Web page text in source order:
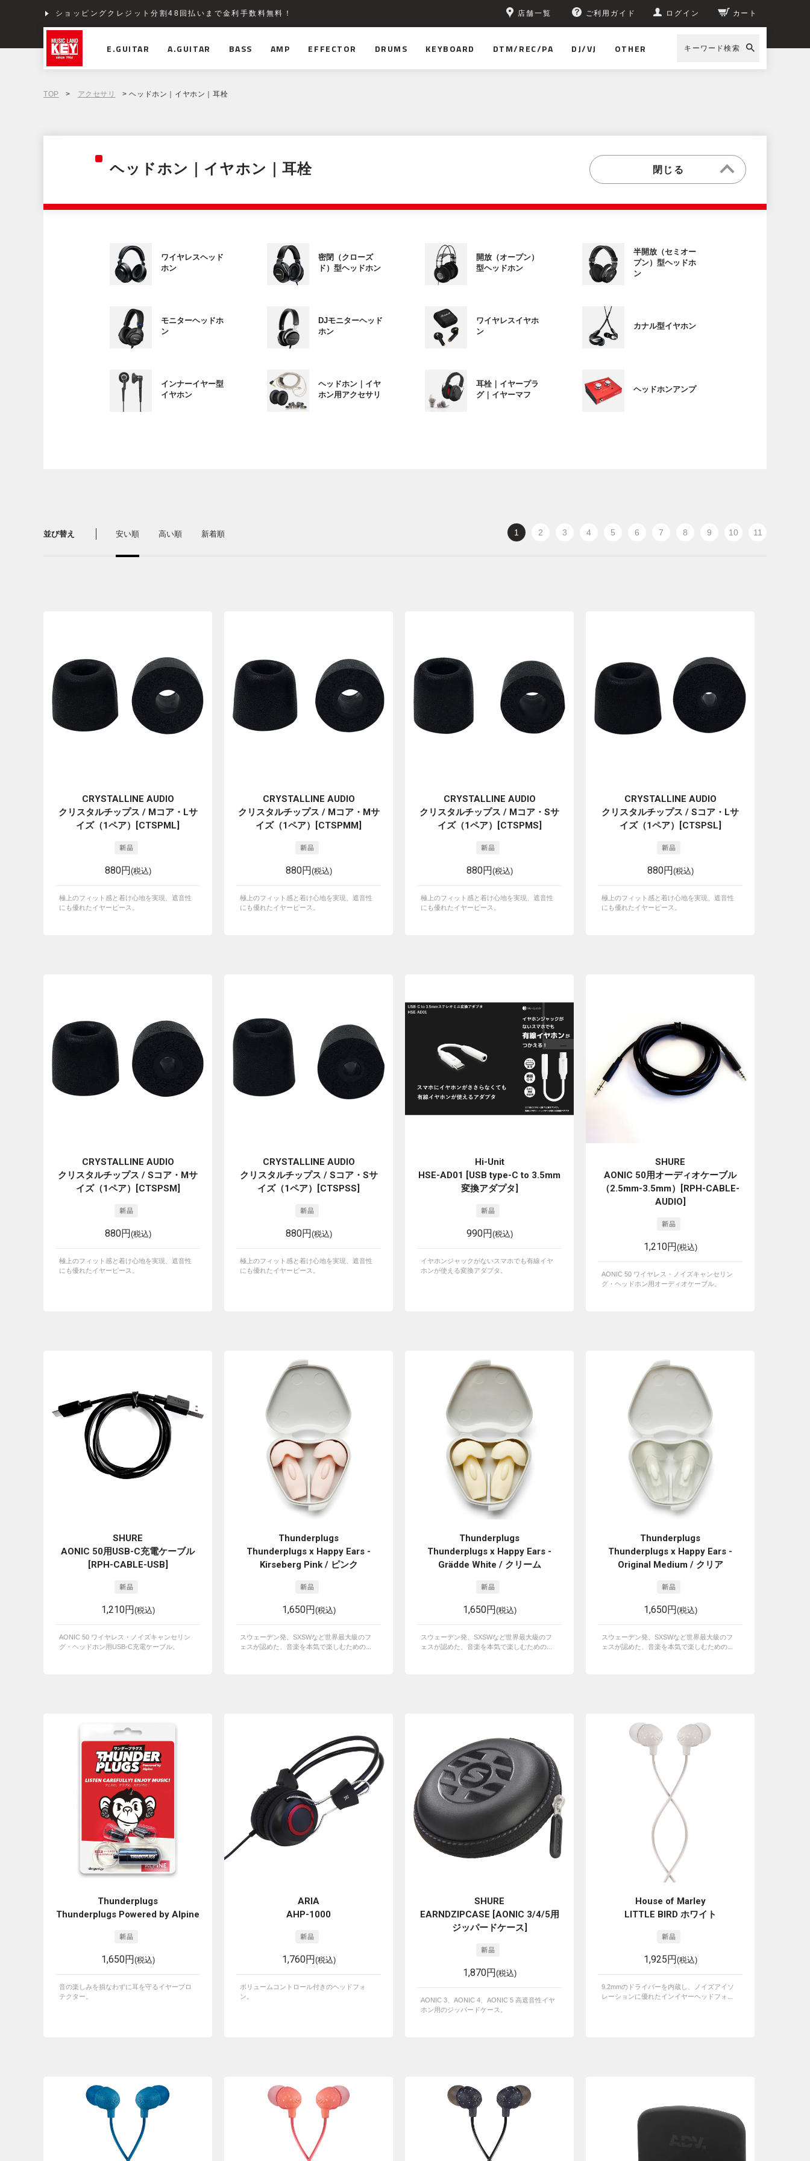
ショッピングクレジット分割48回払いまで金利手数料無料！ 店舗一覧 ご利用ガイド ログイン カート
E.GUITAR A.GUITAR BASS AMP EFFECTOR DRUMS KEYBOARD DTM/REC/PA DJ/VJ OTHER キーワード検索
TOP > アクセサリ > ヘッドホン｜イヤホン｜耳栓
ヘッドホン｜イヤホン｜耳栓
ワイヤレスヘッド
ホン
密閉（クローズ
ド）型ヘッドホン
開放（オープン）
型ヘッドホン
半開放（セミオー
プン）型ヘッドホ
ン
モニターヘッドホ
ン
DJモニターヘッド
ホン
ワイヤレスイヤホ
ン
カナル型イヤホン
インナーイヤー型
イヤホン
ヘッドホン｜イヤ
ホン用アクセサリ
耳栓｜イヤープラ
グ｜イヤーマフ
ヘッドホンアンプ
並び替え 安い順 高い順 新着順 1 2 3 4 5 6 7 8 9 10 11
CRYSTALLINE AUDIO
クリスタルチップス / Mコア・Lサ
イズ（1ペア）[CTSPML]
880円(税込)
極上のフィット感と着け心地を実現、遮音性
にも優れたイヤーピース。
CRYSTALLINE AUDIO
クリスタルチップス / Mコア・Mサ
イズ（1ペア）[CTSPMM]
880円(税込)
極上のフィット感と着け心地を実現、遮音性
にも優れたイヤーピース。
CRYSTALLINE AUDIO
クリスタルチップス / Mコア・Sサ
イズ（1ペア）[CTSPMS]
880円(税込)
極上のフィット感と着け心地を実現、遮音性
にも優れたイヤーピース。
CRYSTALLINE AUDIO
クリスタルチップス / Sコア・Lサ
イズ（1ペア）[CTSPSL]
880円(税込)
極上のフィット感と着け心地を実現、遮音性
にも優れたイヤーピース。
CRYSTALLINE AUDIO
クリスタルチップス / Sコア・Mサ
イズ（1ペア）[CTSPSM]
880円(税込)
極上のフィット感と着け心地を実現、遮音性
にも優れたイヤーピース。
CRYSTALLINE AUDIO
クリスタルチップス / Sコア・Sサ
イズ（1ペア）[CTSPSS]
880円(税込)
極上のフィット感と着け心地を実現、遮音性
にも優れたイヤーピース。
Hi-Unit
HSE-AD01 [USB type-C to 3.5mm
変換アダプタ]
990円(税込)
イヤホンジャックがないスマホでも有線イヤ
ホンが使える変換アダプタ。
SHURE
AONIC 50用オーディオケーブル
（2.5mm-3.5mm）[RPH-CABLE-
AUDIO]
1,210円(税込)
AONIC 50 ワイヤレス・ノイズキャンセリン
グ・ヘッドホン用オーディオケーブル。
SHURE
AONIC 50用USB-C充電ケーブル
[RPH-CABLE-USB]
1,210円(税込)
AONIC 50 ワイヤレス・ノイズキャンセリン
グ・ヘッドホン用USB-C充電ケーブル。
Thunderplugs
Thunderplugs x Happy Ears -
Kirseberg Pink / ピンク
1,650円(税込)
スウェーデン発、SXSWなど世界最大級のフ
ェスが認めた、音楽を本気で楽しむための...
Thunderplugs
Thunderplugs x Happy Ears -
Grädde White / クリーム
1,650円(税込)
スウェーデン発、SXSWなど世界最大級のフ
ェスが認めた、音楽を本気で楽しむための...
Thunderplugs
Thunderplugs x Happy Ears -
Original Medium / クリア
1,650円(税込)
スウェーデン発、SXSWなど世界最大級のフ
ェスが認めた、音楽を本気で楽しむための...
Thunderplugs
Thunderplugs Powered by Alpine
1,650円(税込)
音の楽しみを損なわずに耳を守るイヤープロ
テクター。
ARIA
AHP-1000
1,760円(税込)
ボリュームコントロール付きのヘッドフォ
ン。
SHURE
EARNDZIPCASE [AONIC 3/4/5用
ジッパードケース]
1,870円(税込)
AONIC 3、AONIC 4、AONIC 5 高遮音性イヤ
ホン用のジッパードケース。
House of Marley
LITTLE BIRD ホワイト
1,925円(税込)
9.2mmのドライバーを内蔵し、ノイズアイソ
レーションに優れたインイヤーヘッドフォ...